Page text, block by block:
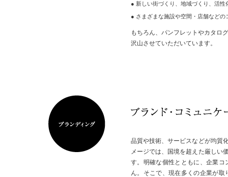
● 新しい街づくり、地域づくり、活
● さまざまな施設や空間・店舗など
もちろん、パンフレットやカタロ
沢山させていただいています。
品質や技術、サービスなどが均質
メージでは、国境を超えた厳しい
す。明確な個性とともに、企業
ん。そこで、現在多くの企業が